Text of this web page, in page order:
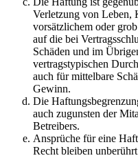
Verletzung von Leben,
vorsätzlichem oder
auf die bei
Schäden und im
vertragstypischen
auch für mittelbare
Gewinn.
Die
auch zugunsten der
Betreibers.
Ansprüche für eine
Recht bleiben